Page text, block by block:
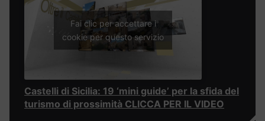
Fai clic per accettare i
cookie per questo servizio
Castelli di Sicilia: 19 ‘mini guide’ per la sfida del
turismo di prossimità CLICCA PER IL VIDEO